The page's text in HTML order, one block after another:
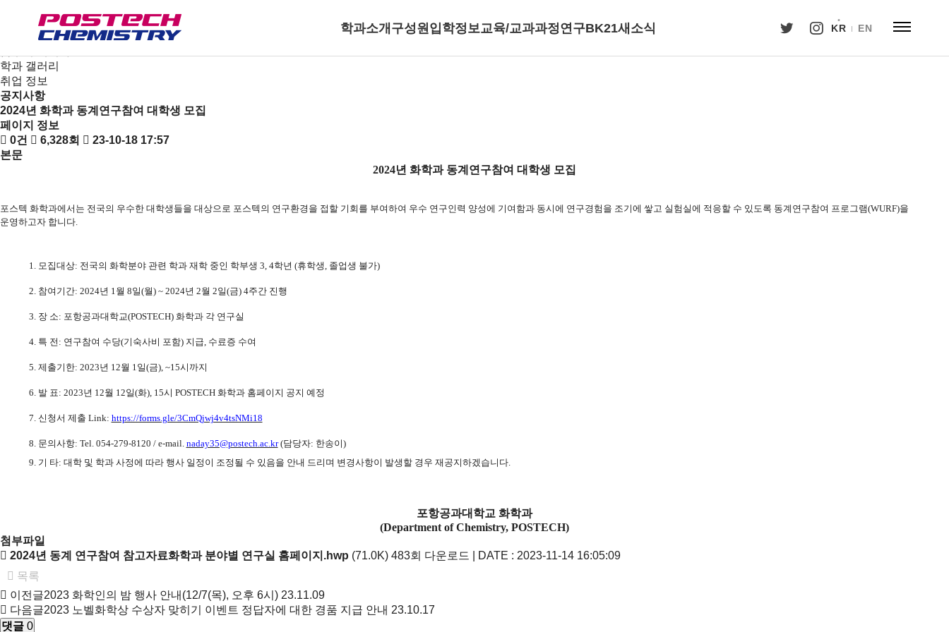
학과소개 구성원입학정보교육/교과과정연구BK21새소식 KR EN
공지사항
학과 갤러리
취업 정보
공지사항
2024년 화학과 동계연구참여 대학생 모집
페이지 정보
0건
6,328회
23-10-18 17:57
본문
2024년 화학과 동계연구참여 대학생 모집
포스텍 화학과에서는 전국의 우수한 대학생들을 대상으로 포스텍의 연구환경을 접할 기회를 부여하여 우수 연구인력 양성에 기여함과 동시에 연구경험을 조기에 쌓고 실험실에 적응할 수 있도록 동계연구참여 프로그램(WURF)을
운영하고자 합니다.
1. 모집대상: 전국의 화학분야 관련 학과 재학 중인 학부생 3, 4학년 (휴학생, 졸업생 불가)
2. 참여기간: 2024년 1월 8일(월) ~ 2024년 2월 2일(금) 4주간 진행
3. 장 소: 포항공과대학교(POSTECH) 화학과 각 연구실
4. 특 전 : 연구참여 수당(기숙사비 포함) 지급, 수료증 수여
5. 제출기한: 2023년 12월 1일(금), ~15시까지
6. 발 표: 2023년 12월 12일(화), 15시 POSTECH 화학과 홈페이지 공지 예정
7. 신청서 제출 Link: https://forms.gle/3CmQjwj4v4tsNMi18
8. 문의사항: Tel. 054-279-8120 / e-mail. naday35@postech.ac.kr (담당자: 한송이)
9. 기 타: 대학 및 학과 사정에 따라 행사 일정이 조정될 수 있음을 안내 드리며 변경사항이 발생할 경우 재공지하겠습니다.
포항공과대학교 화학과
(Department of Chemistry, POSTECH)
첨부파일
2024년 동계 연구참여 참고자료화학과 분야별 연구실 홈페이지.hwp (71.0K) 483회 다운로드 | DATE : 2023-11-14 16:05:09
목록
이전글2023 화학인의 밤 행사 안내(12/7(목), 오후 6시) 23.11.09
다음글2023 노벨화학상 수상자 맞히기 이벤트 정답자에 대한 경품 지급 안내 23.10.17
댓글 0